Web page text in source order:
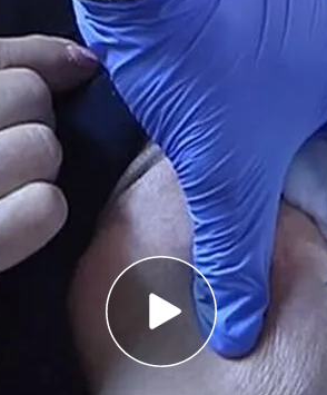
solo debería administrarse a los
de inocular una tercera
de momento, no se ha
suficientes de que esa